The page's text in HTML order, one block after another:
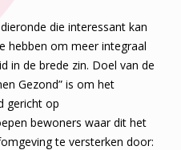
die interessant kan
hebben om meer integraal
in de brede zin. Doel van de
Gezond” is om het
gericht op
bewoners waar dit het
te versterken door: